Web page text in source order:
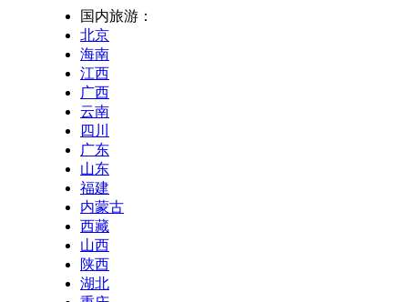
国内旅游：
北京
海南
江西
广西
云南
四川
广东
山东
福建
内蒙古
西藏
山西
陕西
湖北